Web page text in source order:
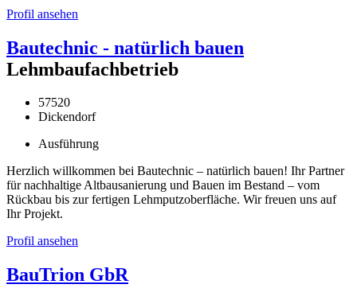
Profil ansehen
Bautechnic - natürlich bauen
Lehmbaufachbetrieb
57520
Dickendorf
Ausführung
Herzlich willkommen bei Bautechnic – natürlich bauen! Ihr Partner
für nachhaltige Altbausanierung und Bauen im Bestand – vom
Rückbau bis zur fertigen Lehmputzoberfläche. Wir freuen uns auf
Ihr Projekt.
Profil ansehen
BauTrion GbR